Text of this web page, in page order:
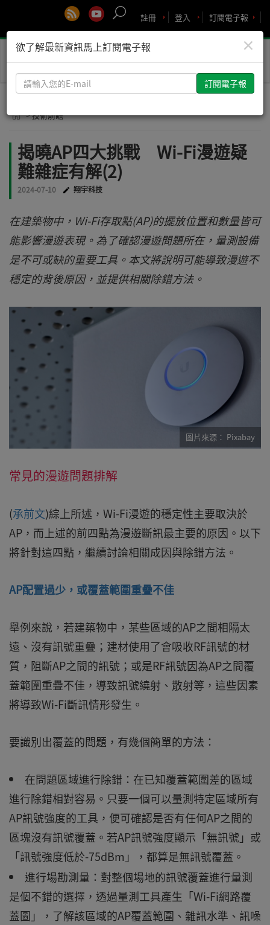
訂閱電子報
登入
註冊
Toggle
> 技術前瞻
揭曉AP四大挑戰 Wi-Fi漫遊疑
難雜症有解(2)
2024-07-10 翔宇科技
在建築物中，Wi-Fi存取點(AP)的擺放位置和數量皆可
能影響漫遊表現。為了確認漫遊問題所在，量測設備
是不可或缺的重要工具。本文將說明可能導致漫遊不
穩定的背後原因，並提供相關除錯方法。
Pixabay
常見的漫遊問題排解
(承前文)綜上所述，Wi-Fi漫遊的穩定性主要取決於
AP，而上述的前四點為漫遊斷訊最主要的原因。以下
將針對這四點，繼續討論相關成因與除錯方法。
AP配置過少，或覆蓋範圍重疊不佳
舉例來說，若建築物中，某些區域的AP之間相隔太
遠、沒有訊號重疊；建材使用了會吸收RF訊號的材
質，阻斷AP之間的訊號；或是RF訊號因為AP之間覆
蓋範圍重疊不佳，導致訊號繞射、散射等，這些因素
將導致Wi-Fi斷訊情形發生。
要識別出覆蓋的問題，有幾個簡單的方法：
在問題區域進行除錯：在已知覆蓋範圍差的區域
進行除錯相對容易。只要一個可以量測特定區域所有
AP訊號強度的工具，便可確認是否有任何AP之間的
區塊沒有訊號覆蓋。若AP訊號強度顯示「無訊號」或
「訊號強度低於-75dBm」，都算是無訊號覆蓋。
進行場勘測量：對整個場地的訊號覆蓋進行量測
是個不錯的選擇，透過量測工具產生「Wi-Fi網路覆
蓋圖」，了解該區域的AP覆蓋範圍、雜訊水準、訊噪
×
欲了解最新資訊馬上訂閱電子報
請
輸
您
E-
mail